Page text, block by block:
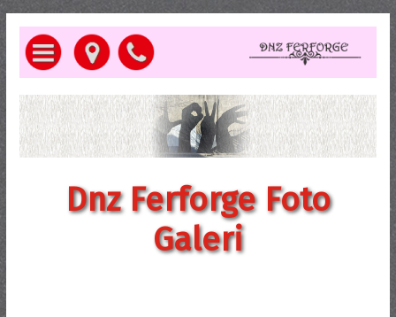
Dnz Ferforge Foto
Galeri